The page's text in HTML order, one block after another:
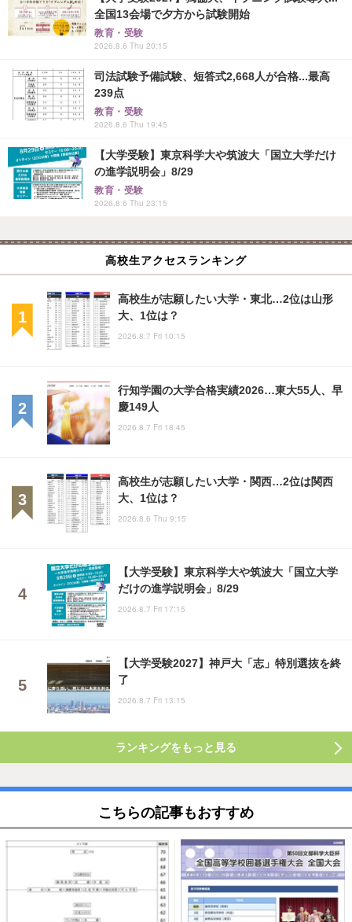
全国13会場で夕方から試験開始
教育・受験
2026.8.6 Thu 20:15
司法試験予備試験、短答式2,668人が合格...最高
239点
教育・受験
2026.8.6 Thu 19:45
【大学受験】東京科学大や筑波大「国立大学だけ
の進学説明会」8/29
教育・受験
2026.8.6 Thu 23:15
高校生アクセスランキング
高校生が志願したい大学・東北…2位は山形
大、1位は？
2026.8.7 Fri 10:15
行知学園の大学合格実績2026…東大55人、早
慶149人
2026.8.7 Fri 18:45
高校生が志願したい大学・関西…2位は関西
大、1位は？
2026.8.6 Thu 9:15
【大学受験】東京科学大や筑波大「国立大学
だけの進学説明会」8/29
2026.8.7 Fri 17:15
【大学受験2027】神戸大「志」特別選抜を終
了
2026.8.7 Fri 13:15
ランキングをもっと見る
こちらの記事もおすすめ